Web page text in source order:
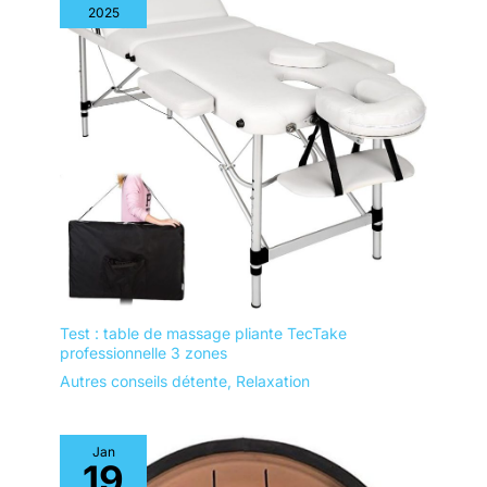
2025
Test : table de massage pliante TecTake
professionnelle 3 zones
Autres conseils détente, Relaxation
Jan